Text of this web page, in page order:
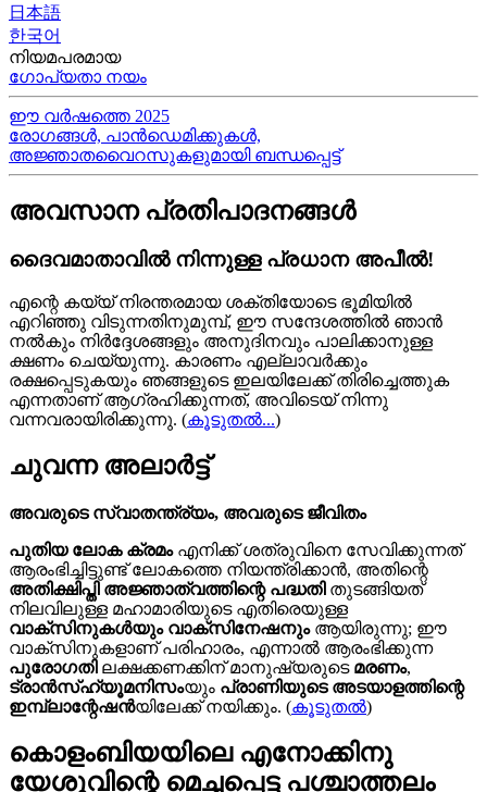
日本語
한국어
നിയമപരമായ
ഗോപ്യതാ നയം
ഈ വർഷത്തെ 2025
രോഗങ്ങൾ, പാൻഡെമിക്കുകൾ,
അജ്ഞാതവൈറസുകളുമായി ബന്ധപ്പെട്ട്
അവസാന പ്രതിപാദനങ്ങൾ
ദൈവമാതാവിൽ നിന്നുള്ള പ്രധാന അപീൽ!
എന്റെ കയ്യ്‍ നിരന്തരമായ ശക്തിയോടെ ഭൂമിയിൽ
എറിഞ്ഞു വിടുന്നതിനുമുമ്പ്, ഈ സന്ദേശത്തിൽ ഞാൻ
നൽകും നിർദ്ദേശങ്ങളും അനുദിനവും പാലിക്കാനുള്ള
ക്ഷണം ചെയ്യുന്നു. കാരണം എല്ലാവർക്കും
രക്ഷപ്പെടുകയും ഞങ്ങളുടെ ഇലയിലേക്ക് തിരിച്ചെത്തുക
എന്നതാണ് ആഗ്രഹിക്കുന്നത്, അവിടെയ്‍ നിന്നു
വന്നവരായിരിക്കുന്നു. (കൂടുതൽ...)
ചുവന്ന അലാർട്ട്
അവരുടെ സ്വാതന്ത്ര്യം, അവരുടെ ജീവിതം
പുതിയ ലോക ക്രമംഎനിക്ക് ശത്രുവിനെ സേവിക്കുന്നത്
ആരംഭിച്ചിട്ടുണ്ട് ലോകത്തെ നിയന്ത്രിക്കാൻ, അതിന്റെ
അതിക്ഷിപ്തി അജ്ഞാത്വത്തിന്റെ പദ്ധതിതുടങ്ങിയത്
നിലവിലുള്ള മഹാമാരിയുടെ എതിരെയുള്ള
വാക്സിനുകൾയും വാക്സിനേഷനുംആയിരുന്നു; ഈ
വാക്സിനുകളാണ് പരിഹാരം, എന്നാൽ ആരംഭിക്കുന്ന
പുരോഗതിലക്ഷക്കണക്കിന് മാനുഷ്യരുടെ മരണം,
ട്രാൻസ്ഹ്യൂമനിസംയും പ്രാണിയുടെ അടയാളത്തിന്റെ
ഇമ്പ്ലാന്റേഷൻയിലേക്ക് നയിക്കും. (കൂടുതൽ)
കൊളംബിയയിലെ എനോക്കിനു
യേശുവിന്റെ മെച്ചപ്പെട്ട പശ്ചാത്തലം